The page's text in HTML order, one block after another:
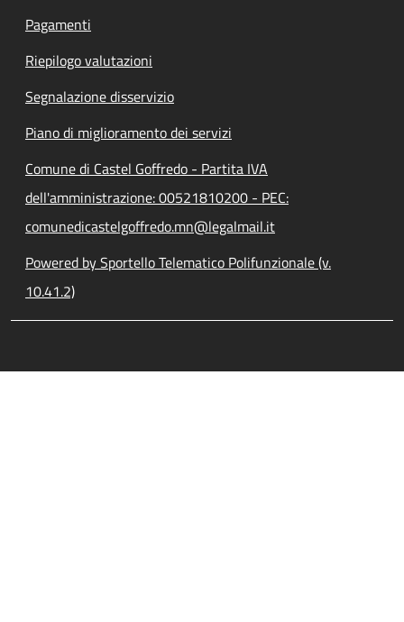
Pagamenti
Riepilogo valutazioni
Segnalazione disservizio
Piano di miglioramento dei servizi
Comune di Castel Goffredo - Partita IVA
dell'amministrazione: 00521810200 - PEC:
comunedicastelgoffredo.mn@legalmail.it
Powered by Sportello Telematico Polifunzionale (v.
10.41.2)